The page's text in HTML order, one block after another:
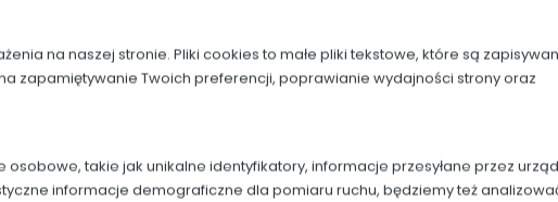
na naszej stronie. Pliki cookies to małe pliki tekstowe, które są
zapamiętywanie Twoich preferencji, poprawianie wydajności strony oraz
takie jak unikalne identyfikatory, informacje przesyłane przez
informacje demograficzne dla pomiaru ruchu, będziemy też
295. Roblox 294.